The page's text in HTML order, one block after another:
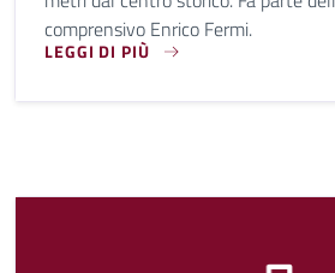
comprensivo Enrico Fermi.
LEGGI DI PIÙ
LA SCUOLA DELL'INFANZIA